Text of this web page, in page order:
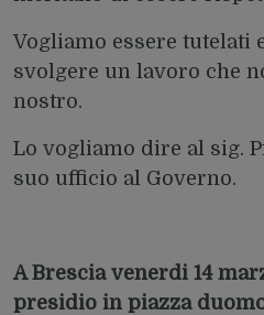
Vogliamo essere tutelati
svolgere un lavoro che
nostro.
Lo vogliamo dire al sig.
suo ufficio al Governo.
A Brescia venerdi 14
presidio in piazza